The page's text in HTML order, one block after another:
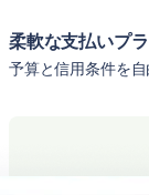
柔軟な支払いプ
予算と信用条件を自